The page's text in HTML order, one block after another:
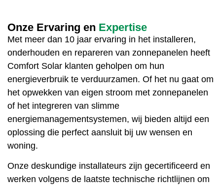
Onze Ervaring en Expertise
Met meer dan 10 jaar ervaring in het installeren,
onderhouden en repareren van zonnepanelen heeft
Comfort Solar klanten geholpen om hun
energieverbruik te verduurzamen. Of het nu gaat om
het opwekken van eigen stroom met zonnepanelen
of het integreren van slimme
energiemanagementsystemen, wij bieden altijd een
oplossing die perfect aansluit bij uw wensen en
woning.
Onze deskundige installateurs zijn gecertificeerd en
werken volgens de laatste technische richtlijnen om